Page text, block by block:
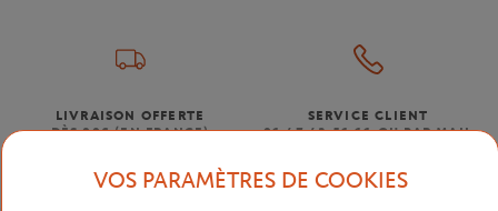
LIVRAISON OFFERTE
DÈS 80€ (EN FRANCE)
SERVICE CLIENT
01 47 43 51 11 OU PAR MAIL
VOS PARAMÈTRES DE COOKIES